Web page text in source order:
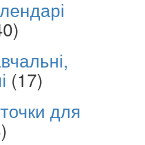
(17)
для